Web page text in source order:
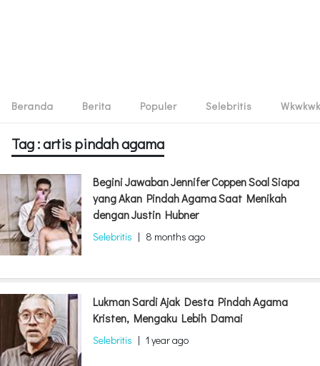
Beranda Berita Populer Selebritis Wkwkwk
Tag : artis pindah agama
Begini Jawaban Jennifer Coppen Soal Siapa
yang Akan Pindah Agama Saat Menikah
dengan Justin Hubner
Selebritis | 8 months ago
Lukman Sardi Ajak Desta Pindah Agama
Kristen, Mengaku Lebih Damai
Selebritis | 1 year ago